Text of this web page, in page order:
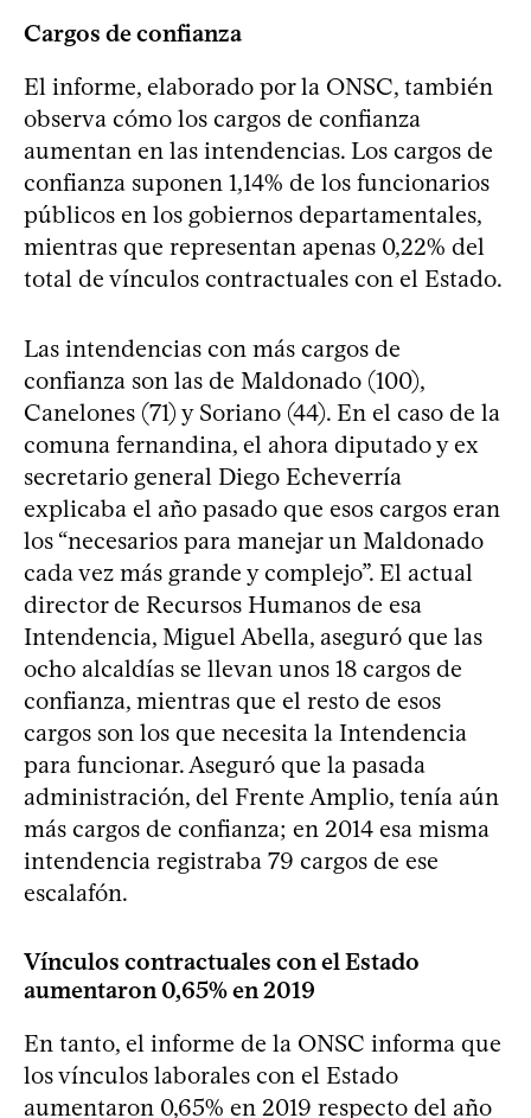
Cargos de confianza
El informe, elaborado por la ONSC, también
observa cómo los cargos de confianza
aumentan en las intendencias. Los cargos de
confianza suponen 1,14% de los funcionarios
públicos en los gobiernos departamentales,
mientras que representan apenas 0,22% del
total de vínculos contractuales con el Estado.
Las intendencias con más cargos de
confianza son las de Maldonado (100),
Canelones (71) y Soriano (44). En el caso de la
comuna fernandina, el ahora diputado y ex
secretario general Diego Echeverría
explicaba el año pasado que esos cargos eran
los “necesarios para manejar un Maldonado
cada vez más grande y complejo”. El actual
director de Recursos Humanos de esa
Intendencia, Miguel Abella, aseguró que las
ocho alcaldías se llevan unos 18 cargos de
confianza, mientras que el resto de esos
cargos son los que necesita la Intendencia
para funcionar. Aseguró que la pasada
administración, del Frente Amplio, tenía aún
más cargos de confianza; en 2014 esa misma
intendencia registraba 79 cargos de ese
escalafón.
Vínculos contractuales con el Estado
aumentaron 0,65% en 2019
En tanto, el informe de la ONSC informa que
los vínculos laborales con el Estado
aumentaron 0,65% en 2019 respecto del año